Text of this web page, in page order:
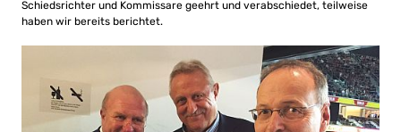
Schiedsrichter und Kommissare geehrt und verabschiedet, teilweise
haben wir bereits berichtet.